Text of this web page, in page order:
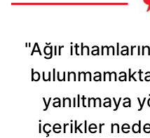
"Ağır
yanıltmaya
içerikler